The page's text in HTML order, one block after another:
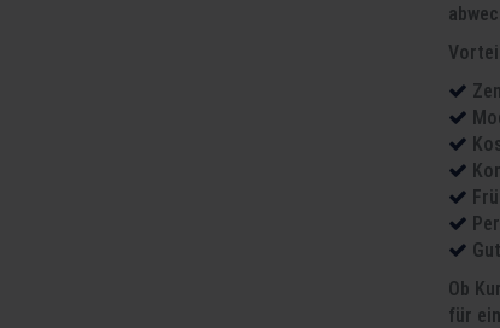
Ob
für